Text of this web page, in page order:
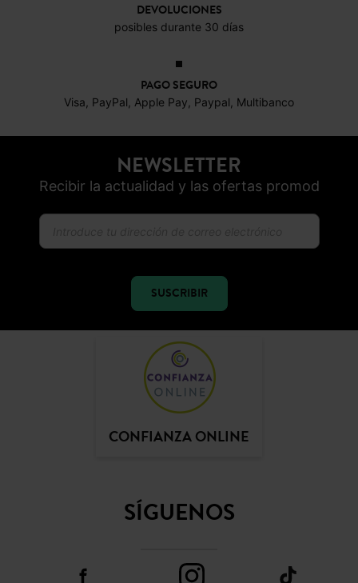
DEVOLUCIONES
posibles durante 30 días
PAGO SEGURO
Visa, PayPal, Apple Pay, Paypal, Multibanco
NEWSLETTER
Recibir la actualidad y las ofertas promod
SUSCRIBIR
CONFIANZA ONLINE
SÍGUENOS